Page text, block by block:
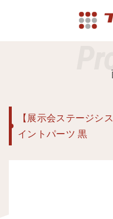
【展示会ステージシ
イントパーツ 黒